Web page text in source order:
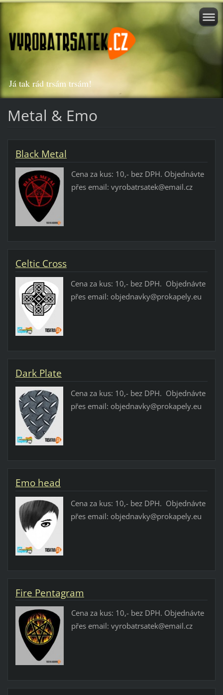
Já tak rád trsám trsám!
Metal & Emo
Black Metal
Cena za kus: 10,- bez DPH. Objednávte
přes email: vyrobatrsatek@email.cz
Celtic Cross
Cena za kus: 10,- bez DPH. Objednávte
přes email: objednavky@prokapely.eu
Dark Plate
Cena za kus: 10,- bez DPH. Objednávte
přes email: objednavky@prokapely.eu
Emo head
Cena za kus: 10,- bez DPH. Objednávte
přes email: objednavky@prokapely.eu
Fire Pentagram
Cena za kus: 10,- bez DPH. Objednávte
přes email: vyrobatrsatek@email.cz